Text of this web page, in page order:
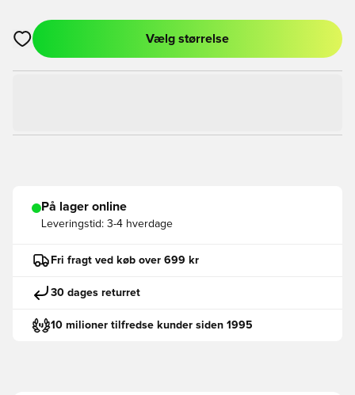
Åbner en Modal til at logge ind eller tilmelde dig som medlem
Vælg størrelse
På lager online
Leveringstid: 3-4 hverdage
Fri fragt ved køb over 699 kr
30 dages returret
10 milioner tilfredse kunder siden 1995